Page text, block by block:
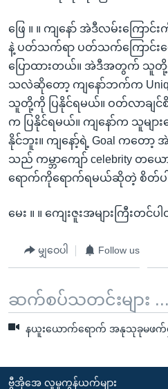
ဖြေ ။ ။ ကျနော် အဲဒီလမ်းကြေ
နဲ့ ပတ်သက်ရာ ပတ်သက်ကြောင်း
ပြောထားတယ်။ အဲဒီအတွက် သူတို့က
သလဲဆိုတော့ ကျနော်ဘက်က
သူတို့ကို ပြနိုင်ရမယ်။ ဝတ်လာချင်
က ပြနိုင်ရမယ်။ ကျနော်က သူမျာ
နိုင်ဘူး။ ကျနော့်ရဲ့ Goal ကတော့ အဲ
သည် ကမ္ဘာကျော် celebrity တ
ရောက်ကိုရောက်ရမယ်ဆိုတဲ့ စိတ်ပါ
မေး ။ ။ ကျေးဇူးအများကြီးတင်ပ
မျှဝေပါ Follow us
ဆက်စပ်သတင်းများ ...
နယူးယောက်ရောက် အနုသုခုမဖက်
ဗွီအိုအေ လူမှုကွန်ယက်များ